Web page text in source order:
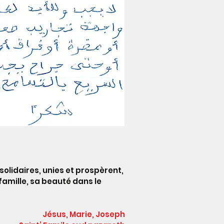
unies et prospèrent,
sa beauté dans le
Jésus, Marie, Joseph